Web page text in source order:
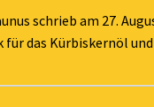
schrieb am 27.
für das Kürbiskernöl